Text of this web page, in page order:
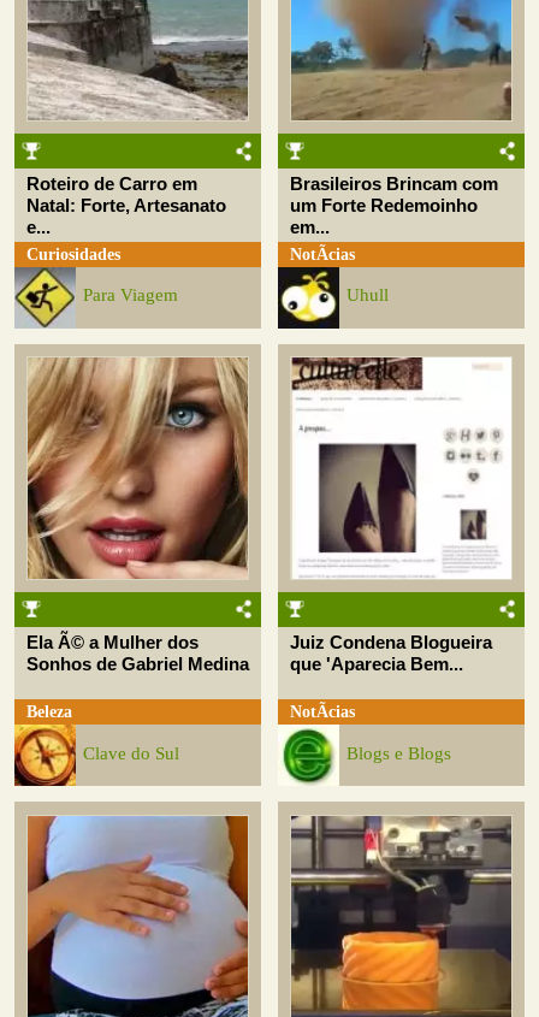
Roteiro de Carro em
Natal: Forte, Artesanato
e...
Curiosidades
Para Viagem
Brasileiros Brincam com
um Forte Redemoinho
em...
NotÃ­cias
Uhull
Ela Ã© a Mulher dos
Sonhos de Gabriel Medina
Beleza
Clave do Sul
Juiz Condena Blogueira
que 'Aparecia Bem...
NotÃ­cias
Blogs e Blogs